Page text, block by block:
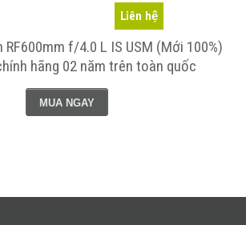
Liên hệ
RF600mm f/4.0 L IS USM (Mới 100%)
hãng 02 năm trên toàn quốc
MUA NGAY